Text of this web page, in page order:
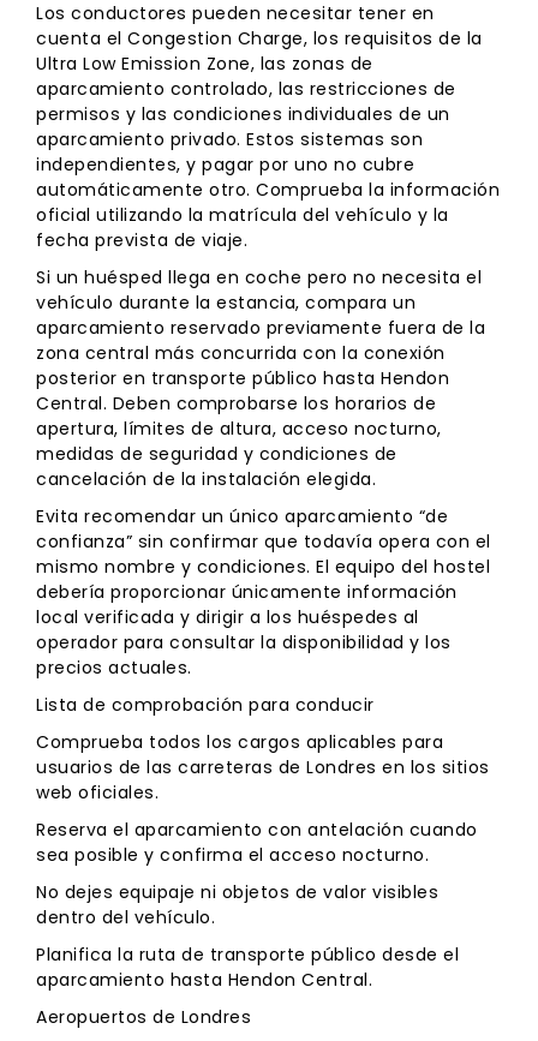
Los conductores pueden necesitar tener en
cuenta el Congestion Charge, los requisitos de la
Ultra Low Emission Zone, las zonas de
aparcamiento controlado, las restricciones de
permisos y las condiciones individuales de un
aparcamiento privado. Estos sistemas son
independientes, y pagar por uno no cubre
automáticamente otro. Comprueba la información
oficial utilizando la matrícula del vehículo y la
fecha prevista de viaje.
Si un huésped llega en coche pero no necesita el
vehículo durante la estancia, compara un
aparcamiento reservado previamente fuera de la
zona central más concurrida con la conexión
posterior en transporte público hasta Hendon
Central. Deben comprobarse los horarios de
apertura, límites de altura, acceso nocturno,
medidas de seguridad y condiciones de
cancelación de la instalación elegida.
Evita recomendar un único aparcamiento “de
confianza” sin confirmar que todavía opera con el
mismo nombre y condiciones. El equipo del hostel
debería proporcionar únicamente información
local verificada y dirigir a los huéspedes al
operador para consultar la disponibilidad y los
precios actuales.
Lista de comprobación para conducir
Comprueba todos los cargos aplicables para
usuarios de las carreteras de Londres en los sitios
web oficiales.
Reserva el aparcamiento con antelación cuando
sea posible y confirma el acceso nocturno.
No dejes equipaje ni objetos de valor visibles
dentro del vehículo.
Planifica la ruta de transporte público desde el
aparcamiento hasta Hendon Central.
Aeropuertos de Londres